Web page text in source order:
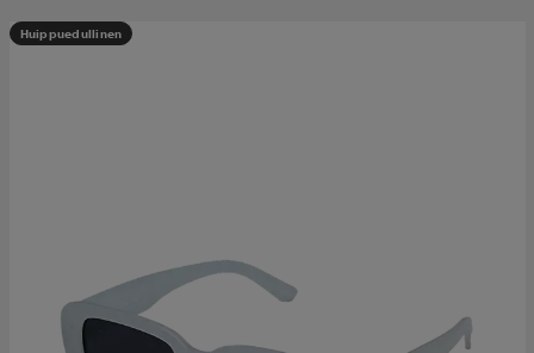
Huippuedullinen